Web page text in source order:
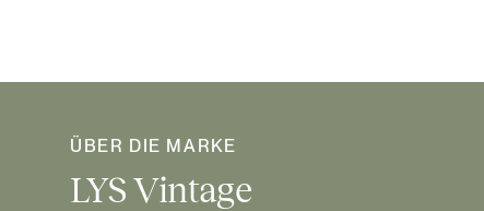
ÜBER DIE MARKE
LYS Vintage